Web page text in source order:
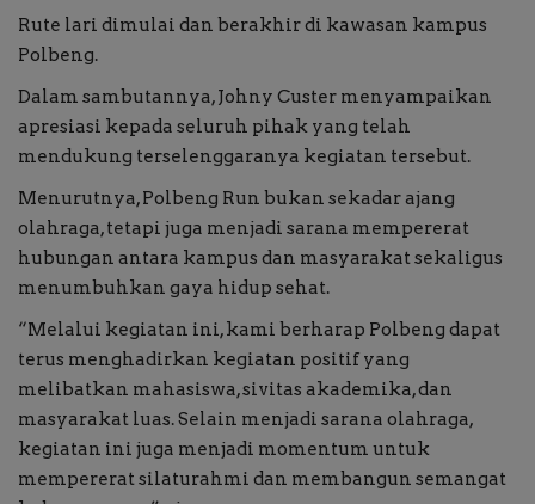
Rute lari dimulai dan berakhir di kawasan kampus
Polbeng.
Dalam sambutannya, Johny Custer menyampaikan
apresiasi kepada seluruh pihak yang telah
mendukung terselenggaranya kegiatan tersebut.
Menurutnya, Polbeng Run bukan sekadar ajang
olahraga, tetapi juga menjadi sarana mempererat
hubungan antara kampus dan masyarakat sekaligus
menumbuhkan gaya hidup sehat.
“Melalui kegiatan ini, kami berharap Polbeng dapat
terus menghadirkan kegiatan positif yang
melibatkan mahasiswa, sivitas akademika, dan
masyarakat luas. Selain menjadi sarana olahraga,
kegiatan ini juga menjadi momentum untuk
mempererat silaturahmi dan membangun semangat